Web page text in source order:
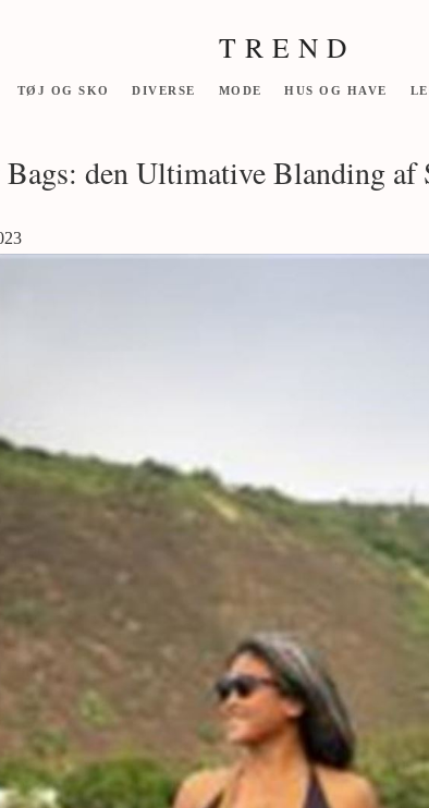
T R E N D
TØJ OG SKO DIVERSE MODE HUS OG HAVE
Bags: den Ultimative Blanding